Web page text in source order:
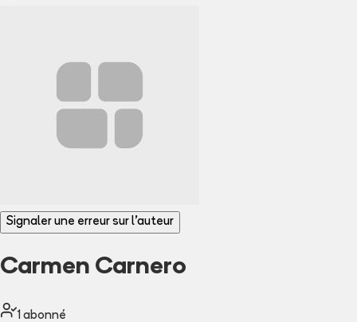
Signaler une erreur sur l'auteur
Carmen Carnero
1 abonné